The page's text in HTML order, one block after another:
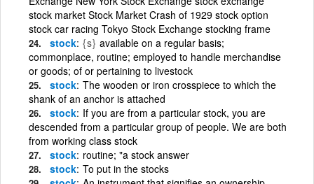
stock market Stock Market Crash of 1929 stock option
stock car racing Tokyo Stock Exchange stocking frame
stock {s} available on a regular basis;
commonplace, routine; employed to handle merchandise
or goods; of or pertaining to livestock
stock The wooden or iron crosspiece to which the
shank of an anchor is attached
stock If you are from a particular stock, you are
descended from a particular group of people. We are both
from working class stock
stock routine; "a stock answer
stock To put in the stocks